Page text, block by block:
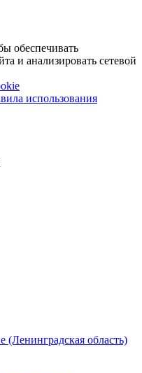
обеспечивать
и анализировать сетевой
использования
область)